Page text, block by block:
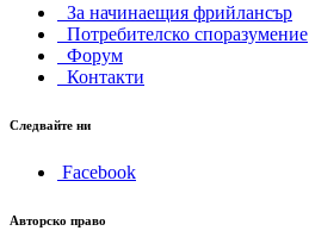
За начинаещия фрийлансър
Потребителско споразумение
Форум
Контакти
Следвайте ни
Facebook
Авторско право